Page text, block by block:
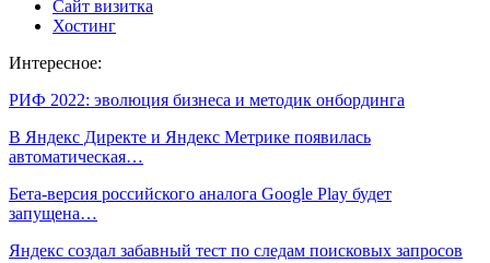
Сайт визитка
Хостинг
Интересное:
РИФ 2022: эволюция бизнеса и методик онбординга
В Яндекс Директе и Яндекс Метрике появилась
автоматическая…
Бета-версия российского аналога Google Play будет
запущена…
Яндекс создал забавный тест по следам поисковых запросов